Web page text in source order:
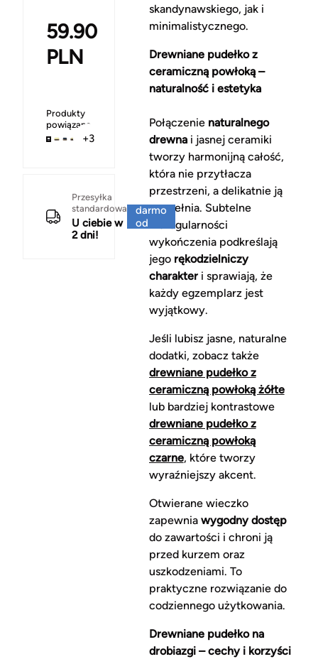
59.90
PLN
Produkty
powiązane
+3
Przesyłka
standardowa
U ciebie w
2 dni!
darmo
od
skandynawskiego, jak i
minimalistycznego.
Drewniane pudełko z
ceramiczną powłoką –
naturalność i estetyka
Połączenie naturalnego
drewnai jasnej ceramiki
tworzy harmonijną całość,
która nie przytłacza
przestrzeni, a delikatnie ją
uzupełnia. Subtelne
nieregularności
wykończenia podkreślają
jego rękodzielniczy
charakteri sprawiają, że
każdy egzemplarz jest
wyjątkowy.
Jeśli lubisz jasne, naturalne
dodatki, zobacz także
drewniane pudełko z
ceramiczną powłoką żółte
lub bardziej kontrastowe
drewniane pudełko z
ceramiczną powłoką
czarne, które tworzy
wyraźniejszy akcent.
Otwierane wieczko
zapewnia wygodny dostęp
do zawartości i chroni ją
przed kurzem oraz
uszkodzeniami. To
praktyczne rozwiązanie do
codziennego użytkowania.
Drewniane pudełko na
drobiazgi – cechy i korzyści